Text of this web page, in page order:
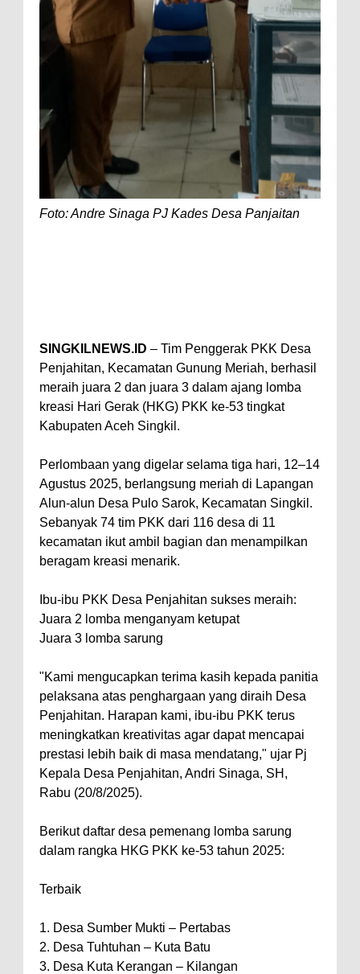
Foto: Andre Sinaga PJ Kades Desa Panjaitan
SINGKILNEWS.ID – Tim Penggerak PKK Desa
Penjahitan, Kecamatan Gunung Meriah, berhasil
meraih juara 2 dan juara 3 dalam ajang lomba
kreasi Hari Gerak (HKG) PKK ke-53 tingkat
Kabupaten Aceh Singkil.
Perlombaan yang digelar selama tiga hari, 12–14
Agustus 2025, berlangsung meriah di Lapangan
Alun-alun Desa Pulo Sarok, Kecamatan Singkil.
Sebanyak 74 tim PKK dari 116 desa di 11
kecamatan ikut ambil bagian dan menampilkan
beragam kreasi menarik.
Ibu-ibu PKK Desa Penjahitan sukses meraih:
Juara 2 lomba menganyam ketupat
Juara 3 lomba sarung
"Kami mengucapkan terima kasih kepada panitia
pelaksana atas penghargaan yang diraih Desa
Penjahitan. Harapan kami, ibu-ibu PKK terus
meningkatkan kreativitas agar dapat mencapai
prestasi lebih baik di masa mendatang," ujar Pj
Kepala Desa Penjahitan, Andri Sinaga, SH,
Rabu (20/8/2025).
Berikut daftar desa pemenang lomba sarung
dalam rangka HKG PKK ke-53 tahun 2025:
Terbaik
1. Desa Sumber Mukti – Pertabas
2. Desa Tuhtuhan – Kuta Batu
3. Desa Kuta Kerangan – Kilangan